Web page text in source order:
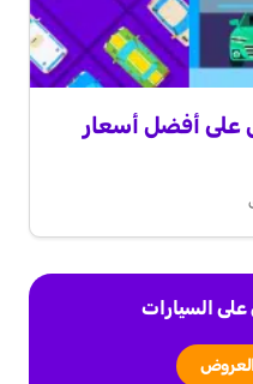
على أفضل أسعار
على السيارات